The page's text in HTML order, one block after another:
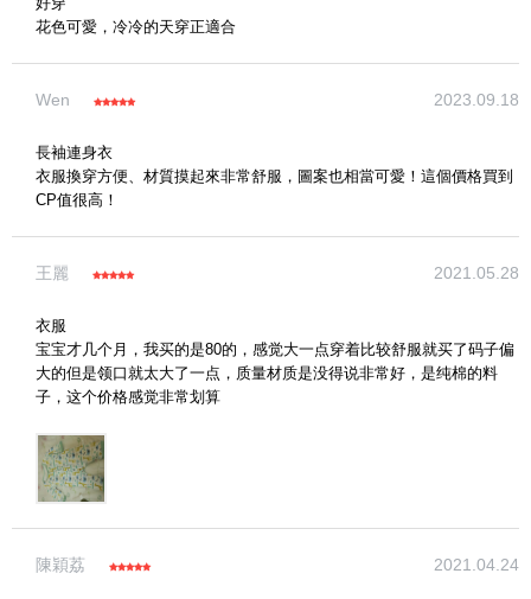
(圖片格式限jpg、jpeg)
花色可愛，冷冷的天穿正適合
Wen 2023.09.18
長袖連身衣
衣服換穿方便、材質摸起來非常舒服，圖案也相當可愛！這個價格買到
CP值很高！
王麗 2021.05.28
衣服
宝宝才几个月，我买的是80的，感觉大一点穿着比较舒服就买了码子偏
大的但是领口就太大了一点，质量材质是没得说非常好，是纯棉的料
子，这个价格感觉非常划算
陳穎荔 2021.04.24